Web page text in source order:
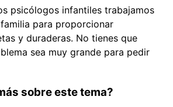
psicólogos infantiles trabajamos
para proporcionar
y duraderas. No tienes que
sea muy grande para pedir
sobre este tema?